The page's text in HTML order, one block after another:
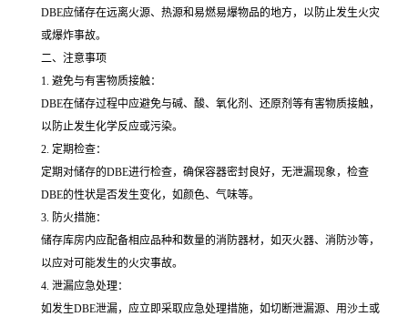
DBE应储存在远离火源、热源和易燃易爆物品的地方，以防止发生火灾
或爆炸事故。
二、注意事项
1. 避免与有害物质接触：
DBE在储存过程中应避免与碱、酸、氧化剂、还原剂等有害物质接触，
以防止发生化学反应或污染。
2. 定期检查：
定期对储存的DBE进行检查，确保容器密封良好，无泄漏现象，检查
DBE的性状是否发生变化，如颜色、气味等。
3. 防火措施：
储存库房内应配备相应品种和数量的消防器材，如灭火器、消防沙等，
以应对可能发生的火灾事故。
4. 泄漏应急处理：
如发生DBE泄漏，应立即采取应急处理措施，如切断泄漏源、用沙土或